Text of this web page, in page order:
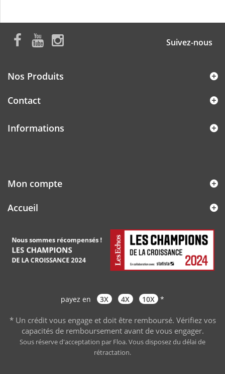
Suivez-nous
Nos Produits
Contact
Informations
Mon compte
Accueil
payez en 3X 4X 10X *
* Un crédit vous engage et doit être remboursé. Vérifiez vos
capacités de remboursement avant de vous engager.
Sous réserve d'acceptation par Floa. Vous disposez du délai de
rétractation.